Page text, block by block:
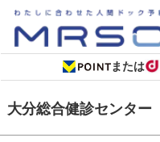
または
大分総合健診センター